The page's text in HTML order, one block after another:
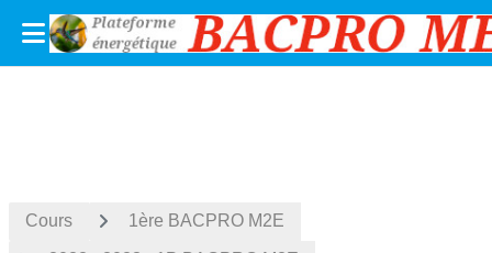
BacPro MEE - M2E --- Maintenance et Efficacité Energetique
Cours 1ère BACPRO M2E